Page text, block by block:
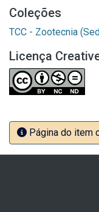
Coleções
TCC - Zootecnia
Licença
Página do item